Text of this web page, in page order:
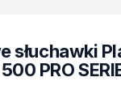
słuchawki
500 PRO